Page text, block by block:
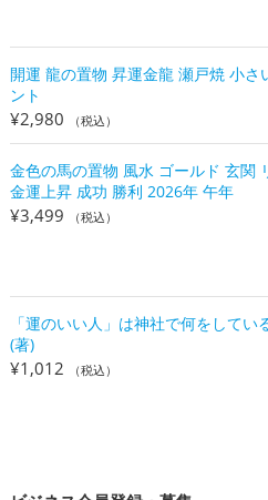
開運 龍の置物 昇運金龍 瀬戸焼 小さ
ント
¥2,980 （税込）
金色の馬の置物 風水 ゴールド 玄関
金運上昇 成功 勝利 2026年 午年
¥3,499 （税込）
「運のいい人」は神社で何をして
(著)
¥1,012 （税込）